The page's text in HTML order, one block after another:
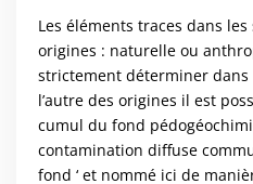
Les éléments traces dans
origines : naturelle ou
strictement déterminer dans
l’autre des origines il est
cumul du fond
contamination diffuse
fond ‘ et nommé ici de